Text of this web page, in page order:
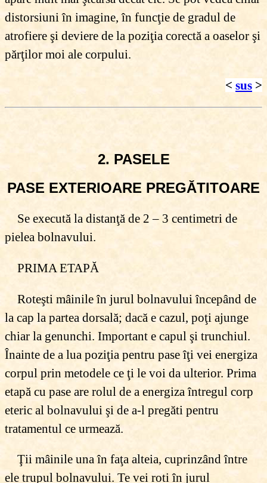
distorsiuni în imagine, în funcţie de gradul de
atrofiere şi deviere de la poziţia corectă a oaselor şi
părţilor moi ale corpului.
< sus >
2. PASELE
PASE EXTERIOARE PREGĂTITOARE
Se execută la distanţă de 2 – 3 centimetri de
pielea bolnavului.
PRIMA ETAPĂ
Roteşti mâinile în jurul bolnavului începând de
la cap la partea dorsală; dacă e cazul, poţi ajunge
chiar la genunchi. Important e capul şi trunchiul.
Înainte de a lua poziţia pentru pase îţi vei energiza
corpul prin metodele ce ţi le voi da ulterior. Prima
etapă cu pase are rolul de a energiza întregul corp
eteric al bolnavului şi de a-l pregăti pentru
tratamentul ce urmează.
Ţii mâinile una în faţa alteia, cuprinzând între
ele trupul bolnavului. Te vei roti în jurul